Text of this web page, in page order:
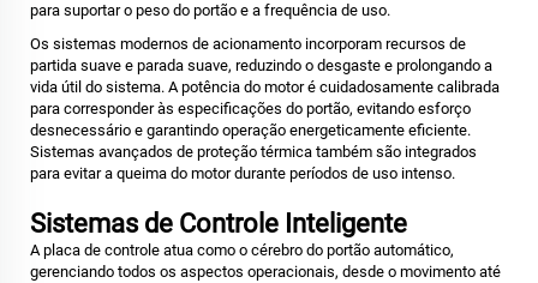
para suportar o peso do portão e a frequência de uso.
Os sistemas modernos de acionamento incorporam recursos de
partida suave e parada suave, reduzindo o desgaste e prolongando a
vida útil do sistema. A potência do motor é cuidadosamente calibrada
para corresponder às especificações do portão, evitando esforço
desnecessário e garantindo operação energeticamente eficiente.
Sistemas avançados de proteção térmica também são integrados
para evitar a queima do motor durante períodos de uso intenso.
Sistemas de Controle Inteligente
A placa de controle atua como o cérebro do portão automático,
gerenciando todos os aspectos operacionais, desde o movimento até